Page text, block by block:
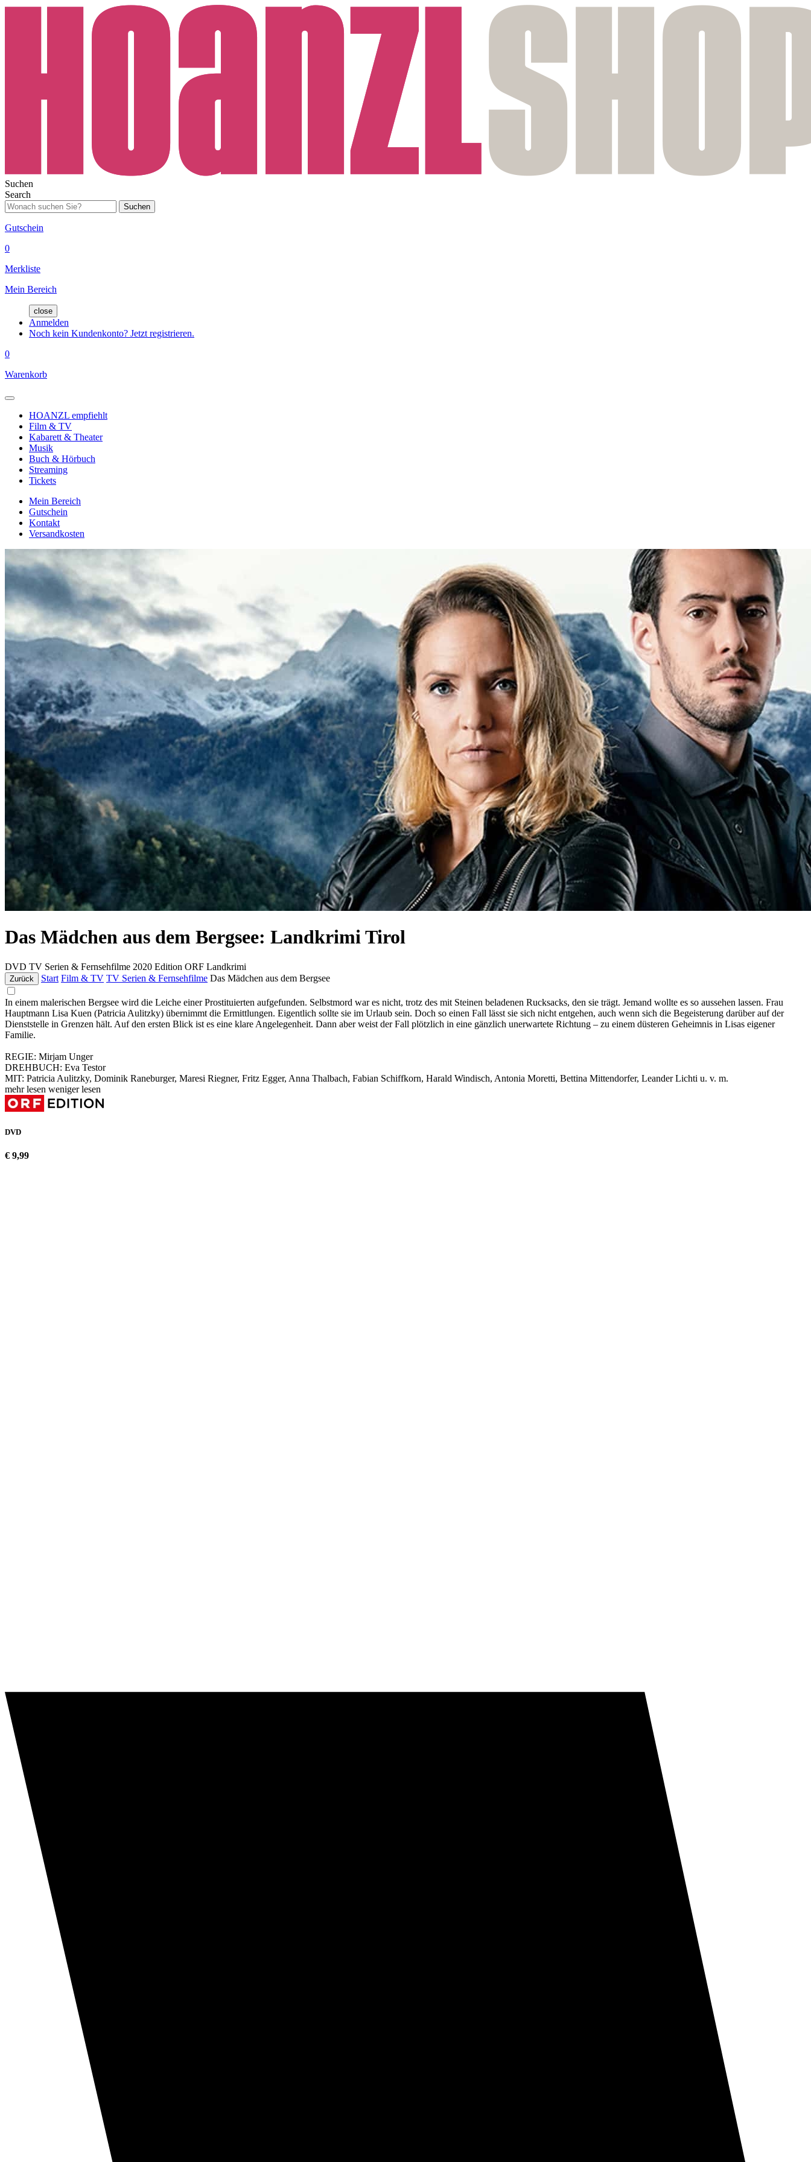
Suchen
Search
Suchen
Gutschein
0
Merkliste
Mein Bereich
close
Anmelden
Noch kein Kundenkonto? Jetzt registrieren.
0
Warenkorb
HOANZL empfiehlt
Film & TV
Kabarett & Theater
Musik
Buch & Hörbuch
Streaming
Tickets
Mein Bereich
Gutschein
Kontakt
Versandkosten
Das Mädchen aus dem Bergsee: Landkrimi Tirol
DVD TV Serien & Fernsehfilme 2020 Edition ORF Landkrimi
Zurück Start Film & TV TV Serien & Fernsehfilme Das Mädchen aus dem Bergsee
In einem malerischen Bergsee wird die Leiche einer Prostituierten aufgefunden. Selbstmord war es nicht, trotz des mit Steinen beladenen Rucksacks, den sie trägt. Jemand wollte es so aussehen lassen. Frau
Hauptmann Lisa Kuen (Patricia Aulitzky) übernimmt die Ermittlungen. Eigentlich sollte sie im Urlaub sein. Doch so einen Fall lässt sie sich nicht entgehen, auch wenn sich die Begeisterung darüber auf der
Dienststelle in Grenzen hält. Auf den ersten Blick ist es eine klare Angelegenheit. Dann aber weist der Fall plötzlich in eine gänzlich unerwartete Richtung – zu einem düsteren Geheimnis in Lisas eigener
Familie.
REGIE: Mirjam Unger
DREHBUCH: Eva Testor
MIT: Patricia Aulitzky, Dominik Raneburger, Maresi Riegner, Fritz Egger, Anna Thalbach, Fabian Schiffkorn, Harald Windisch, Antonia Moretti, Bettina Mittendorfer, Leander Lichti u. v. m.
mehr lesen weniger lesen
DVD
€ 9,99